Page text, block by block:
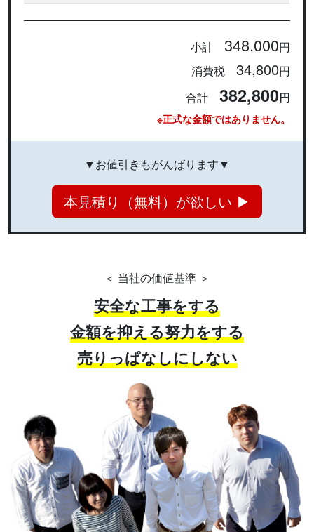
小計 348,000円
消費税 34,800円
合計 382,800円
※正式な金額ではありません。
▼お値引きもがんばります▼
本見積り（無料）が欲しい ▶
＜ 当社の価値基準 ＞
安全な工事をする
金額を抑える努力をする
売りっぱなしにしない